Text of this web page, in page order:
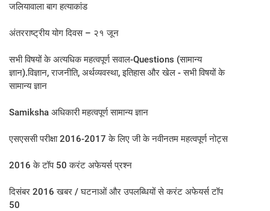
जलियावाला बाग हत्याकांड
अंतरराष्ट्रीय योग दिवस – २१ जून
सभी विषयों के अत्यधिक महत्वपूर्ण सवाल-Questions (सामान्य
ज्ञान).विज्ञान, राजनीति, अर्थव्यवस्था, इतिहास और खेल - सभी विषयों के
सामान्य ज्ञान
Samiksha अधिकारी महत्वपूर्ण सामान्य ज्ञान
एसएससी परीक्षा 2016-2017 के लिए जी के नवीनतम महत्वपूर्ण नोट्स
2016 के टॉप 50 करंट अफेयर्स प्रश्न
दिसंबर 2016 खबर / घटनाओं और उपलब्धियों से करंट अफेयर्स टॉप
50